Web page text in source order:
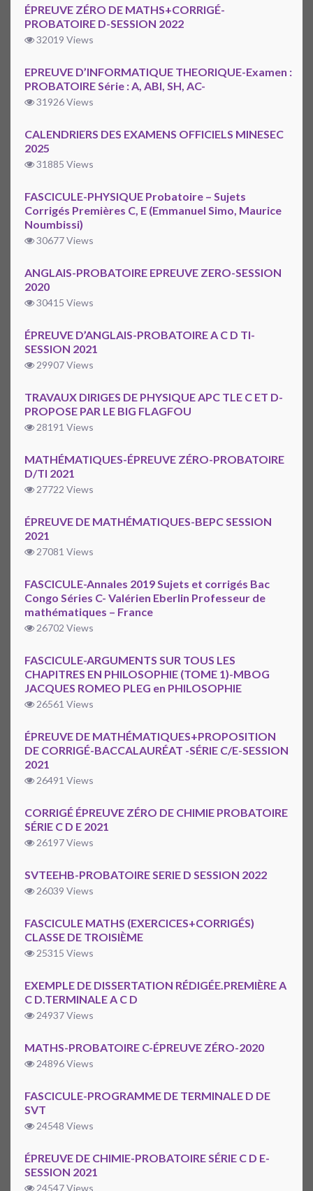
ÉPREUVE ZÉRO DE MATHS+CORRIGÉ-
PROBATOIRE D-SESSION 2022
32019 Views
EPREUVE D’INFORMATIQUE THEORIQUE-Examen :
PROBATOIRE Série : A, ABI, SH, AC-
31926 Views
CALENDRIERS DES EXAMENS OFFICIELS MINESEC
2025
31885 Views
FASCICULE-PHYSIQUE Probatoire – Sujets
Corrigés Premières C, E (Emmanuel Simo, Maurice
Noumbissi)
30677 Views
ANGLAIS-PROBATOIRE EPREUVE ZERO-SESSION
2020
30415 Views
ÉPREUVE D’ANGLAIS-PROBATOIRE A C D TI-
SESSION 2021
29907 Views
TRAVAUX DIRIGES DE PHYSIQUE APC TLE C ET D-
PROPOSE PAR LE BIG FLAGFOU
28191 Views
MATHÉMATIQUES-ÉPREUVE ZÉRO-PROBATOIRE
D/TI 2021
27722 Views
ÉPREUVE DE MATHÉMATIQUES-BEPC SESSION
2021
27081 Views
FASCICULE-Annales 2019 Sujets et corrigés Bac
Congo Séries C- Valérien Eberlin Professeur de
mathématiques – France
26702 Views
FASCICULE-ARGUMENTS SUR TOUS LES
CHAPITRES EN PHILOSOPHIE (TOME 1)-MBOG
JACQUES ROMEO PLEG en PHILOSOPHIE
26561 Views
ÉPREUVE DE MATHÉMATIQUES+PROPOSITION
DE CORRIGÉ-BACCALAURÉAT -SÉRIE C/E-SESSION
2021
26491 Views
CORRIGÉ ÉPREUVE ZÉRO DE CHIMIE PROBATOIRE
SÉRIE C D E 2021
26197 Views
SVTEEHB-PROBATOIRE SERIE D SESSION 2022
26039 Views
FASCICULE MATHS (EXERCICES+CORRIGÉS)
CLASSE DE TROISIÈME
25315 Views
EXEMPLE DE DISSERTATION RÉDIGÉE.PREMIÈRE A
C D.TERMINALE A C D
24937 Views
MATHS-PROBATOIRE C-ÉPREUVE ZÉRO-2020
24896 Views
FASCICULE-PROGRAMME DE TERMINALE D DE
SVT
24548 Views
ÉPREUVE DE CHIMIE-PROBATOIRE SÉRIE C D E-
SESSION 2021
24547 Views